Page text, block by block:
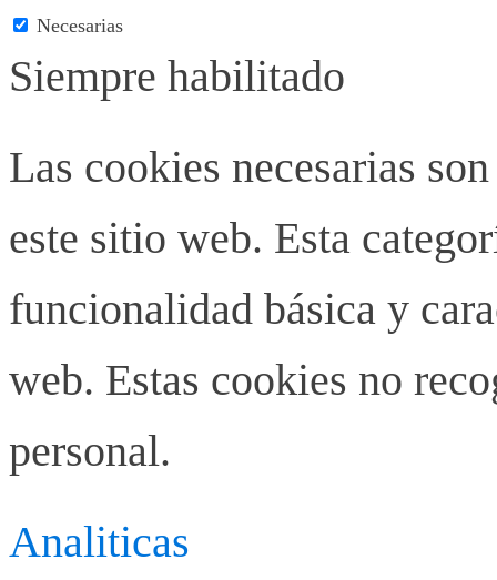
Necesarias
Siempre habilitado
Las cookies necesarias
este sitio web. Esta
funcionalidad básica y
web. Estas cookies no
personal.
Analiticas